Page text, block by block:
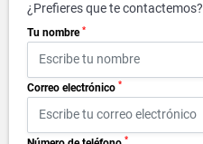
¿Prefieres que te contactemos?
Tu nombre *
Correo electrónico *
*